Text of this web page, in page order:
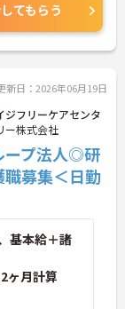
だ
てもらう
新日：2026年06月19日
ジフリーケアセンタ
ー株式会社
ープ法人◎研
募集＜日勤
基本給＋諸
ヶ月計算